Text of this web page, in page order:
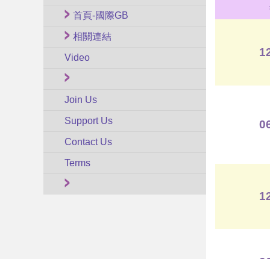
首頁-國際GB
相關連結
Video
Join Us
Support Us
Contact Us
Terms